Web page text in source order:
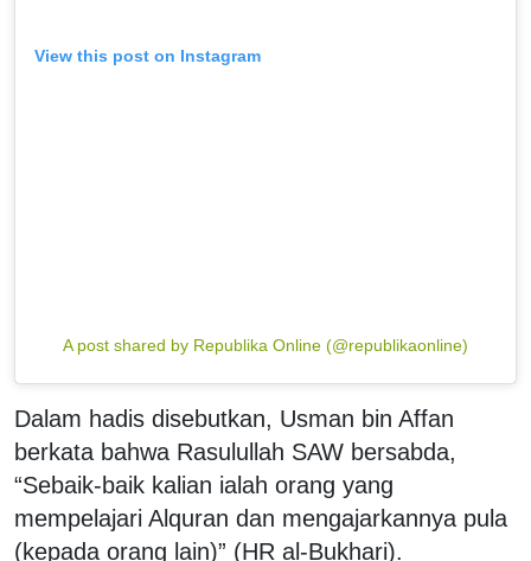
View this post on Instagram
A post shared by Republika Online (@republikaonline)
Dalam hadis disebutkan, Usman bin Affan
berkata bahwa Rasulullah SAW bersabda,
“Sebaik-baik kalian ialah orang yang
mempelajari Alquran dan mengajarkannya pula
(kepada orang lain)” (HR al-Bukhari).